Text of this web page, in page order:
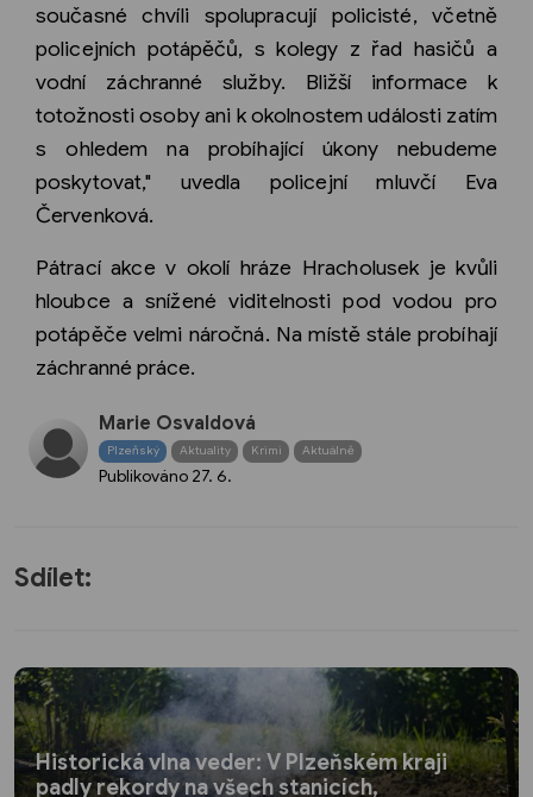
současné chvíli spolupracují policisté, včetně
policejních potápěčů, s kolegy z řad hasičů a
vodní záchranné služby. Bližší informace k
totožnosti osoby ani k okolnostem události zatím
s ohledem na probíhající úkony nebudeme
poskytovat," uvedla policejní mluvčí Eva
Červenková.
Pátrací akce v okolí hráze Hracholusek je kvůli
hloubce a snížené viditelnosti pod vodou pro
potápěče velmi náročná. Na místě stále probíhají
záchranné práce.
Marie Osvaldová
Plzeňský Aktuality Krimi Aktuálně
Publikováno 27. 6.
Sdílet:
Historická vlna veder: V Plzeňském kraji
padly rekordy na všech stanicích,